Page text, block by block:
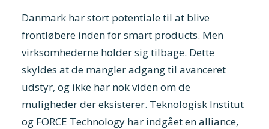
Danmark har stort potentiale til at blive
frontløbere inden for smart products. Men
virksomhederne holder sig tilbage. Dette
skyldes at de mangler adgang til avanceret
udstyr, og ikke har nok viden om de
muligheder der eksisterer. Teknologisk Institut
og FORCE Technology har indgået en alliance,